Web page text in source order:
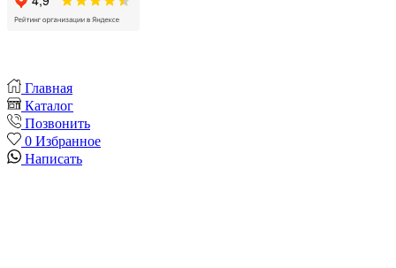
Главная
Каталог
Позвонить
0 Избранное
Написать